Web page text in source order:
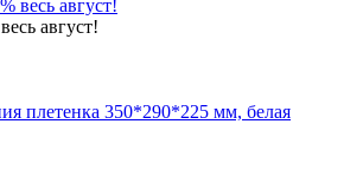
август!
плетенка 350*290*225 мм, белая